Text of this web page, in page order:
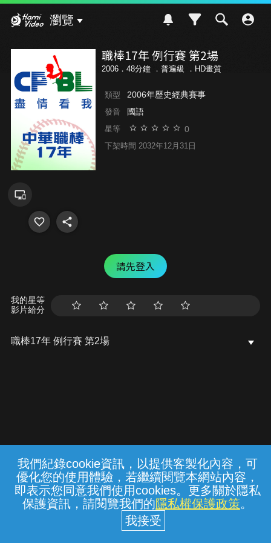
我們紀錄cookie資訊，以提供客製化內容，可
優化您的使用體驗，若繼續閱覽本網站內容，
即表示您同意我們使用cookies。更多關於隱私
保護資訊，請閱覽我們的隱私權保護政策。
瀏覽
職棒17年 例行賽 第2場
2006．48分鐘 ． 普遍級 ．HD畫質
類型 2006年歷史經典賽事
發音 國語
星等 0
下架時間 2032年12月31日
請先登入
我的星等
影片給分
職棒17年 例行賽 第2場
常見問題 線上客服 服務條款 隱私權保護
中華電信股份有限公司個人家庭分公司
(統一編號：96979949) © 2026
{{notifyMsg}}